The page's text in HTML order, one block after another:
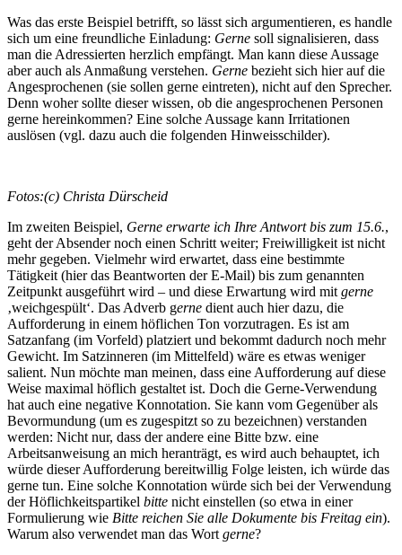
Was das erste Beispiel betrifft, so lässt sich argumentieren, es handle
sich um eine freundliche Einladung: Gerne soll signalisieren, dass
man die Adressierten herzlich empfängt. Man kann diese Aussage
aber auch als Anmaßung verstehen. Gerne bezieht sich hier auf die
Angesprochenen (sie sollen gerne eintreten), nicht auf den Sprecher.
Denn woher sollte dieser wissen, ob die angesprochenen Personen
gerne hereinkommen? Eine solche Aussage kann Irritationen
auslösen (vgl. dazu auch die folgenden Hinweisschilder).
Fotos:(c) Christa Dürscheid
Im zweiten Beispiel, Gerne erwarte ich Ihre Antwort bis zum 15.6.,
geht der Absender noch einen Schritt weiter; Freiwilligkeit ist nicht
mehr gegeben. Vielmehr wird erwartet, dass eine bestimmte
Tätigkeit (hier das Beantworten der E-Mail) bis zum genannten
Zeitpunkt ausgeführt wird – und diese Erwartung wird mit gerne
‚weichgespült‘. Das Adverb gerne dient auch hier dazu, die
Aufforderung in einem höflichen Ton vorzutragen. Es ist am
Satzanfang (im Vorfeld) platziert und bekommt dadurch noch mehr
Gewicht. Im Satzinneren (im Mittelfeld) wäre es etwas weniger
salient. Nun möchte man meinen, dass eine Aufforderung auf diese
Weise maximal höflich gestaltet ist. Doch die Gerne-Verwendung
hat auch eine negative Konnotation. Sie kann vom Gegenüber als
Bevormundung (um es zugespitzt so zu bezeichnen) verstanden
werden: Nicht nur, dass der andere eine Bitte bzw. eine
Arbeitsanweisung an mich heranträgt, es wird auch behauptet, ich
würde dieser Aufforderung bereitwillig Folge leisten, ich würde das
gerne tun. Eine solche Konnotation würde sich bei der Verwendung
der Höflichkeitspartikel bitte nicht einstellen (so etwa in einer
Formulierung wie Bitte reichen Sie alle Dokumente bis Freitag ein).
Warum also verwendet man das Wort gerne?